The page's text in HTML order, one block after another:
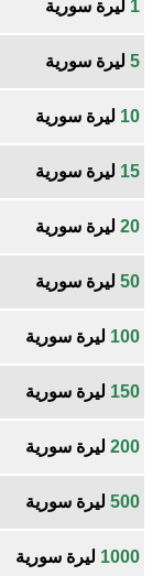
1 ليرة سورية
5 ليرة سورية
10 ليرة سورية
15 ليرة سورية
20 ليرة سورية
50 ليرة سورية
100 ليرة سورية
150 ليرة سورية
200 ليرة سورية
500 ليرة سورية
1000 ليرة سورية